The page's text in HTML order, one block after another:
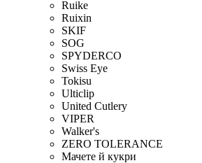
Ruike
Ruixin
SKIF
SOG
SPYDERCO
Swiss Eye
Tokisu
Ulticlip
United Cutlery
VIPER
Walker's
ZERO TOLERANCE
Мачете й кукри